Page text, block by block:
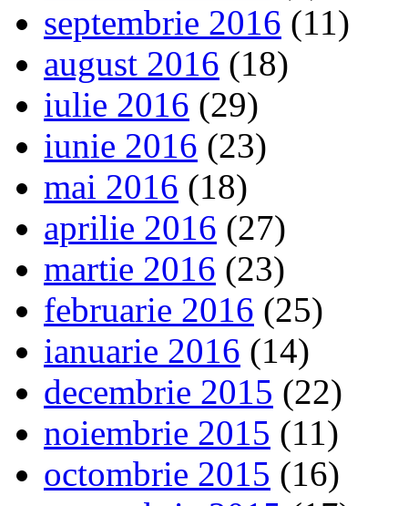
septembrie 2016 (11)
august 2016 (18)
iulie 2016 (29)
iunie 2016 (23)
mai 2016 (18)
aprilie 2016 (27)
martie 2016 (23)
februarie 2016 (25)
ianuarie 2016 (14)
decembrie 2015 (22)
noiembrie 2015 (11)
octombrie 2015 (16)